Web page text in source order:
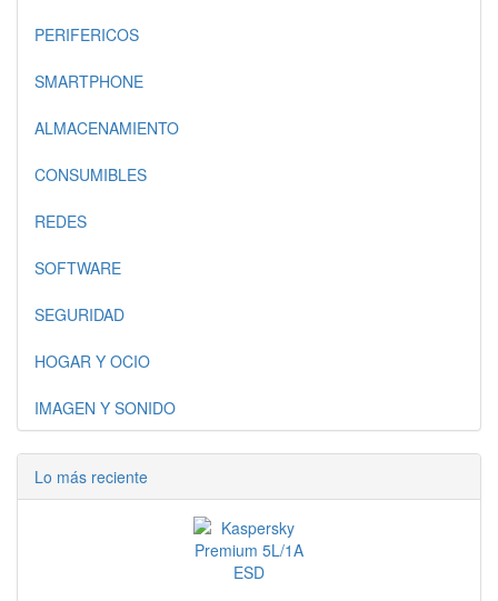
PERIFERICOS
SMARTPHONE
ALMACENAMIENTO
CONSUMIBLES
REDES
SOFTWARE
SEGURIDAD
HOGAR Y OCIO
IMAGEN Y SONIDO
Lo más reciente